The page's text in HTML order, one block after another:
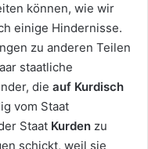
können, wie wir
einige Hindernisse.
zu anderen Teilen
staatliche
die auf Kurdisch
vom Staat
Staat Kurden zu
schickt, weil sie